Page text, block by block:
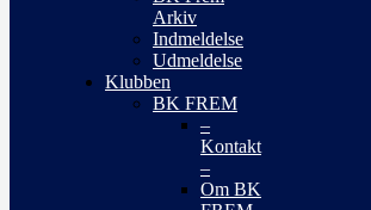
Arkiv
Indmeldelse
Udmeldelse
Klubben
BK FREM
–
Kontakt
–
Om BK